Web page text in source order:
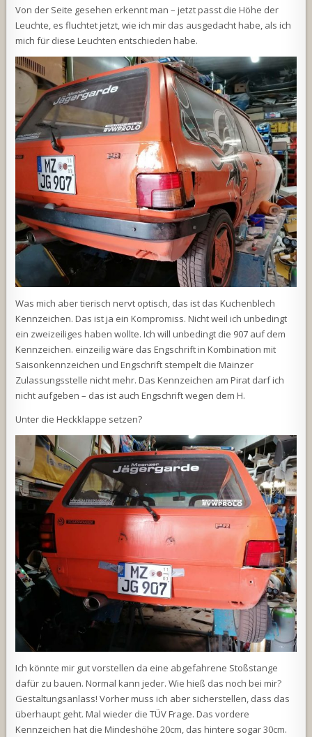
Von der Seite gesehen erkennt man – jetzt passt die Höhe der
Leuchte, es fluchtet jetzt, wie ich mir das ausgedacht habe, als ich
mich für diese Leuchten entschieden habe.
Was mich aber tierisch nervt optisch, das ist das Kuchenblech
Kennzeichen. Das ist ja ein Kompromiss. Nicht weil ich unbedingt
ein zweizeiliges haben wollte. Ich will unbedingt die 907 auf dem
Kennzeichen. einzeilig wäre das Engschrift in Kombination mit
Saisonkennzeichen und Engschrift stempelt die Mainzer
Zulassungsstelle nicht mehr. Das Kennzeichen am Pirat darf ich
nicht aufgeben – das ist auch Engschrift wegen dem H.
Unter die Heckklappe setzen?
Ich könnte mir gut vorstellen da eine abgefahrene Stoßstange
dafür zu bauen. Normal kann jeder. Wie hieß das noch bei mir?
Gestaltungsanlass! Vorher muss ich aber sicherstellen, dass das
überhaupt geht. Mal wieder die TÜV Frage. Das vordere
Kennzeichen hat die Mindeshöhe 20cm, das hintere sogar 30cm.